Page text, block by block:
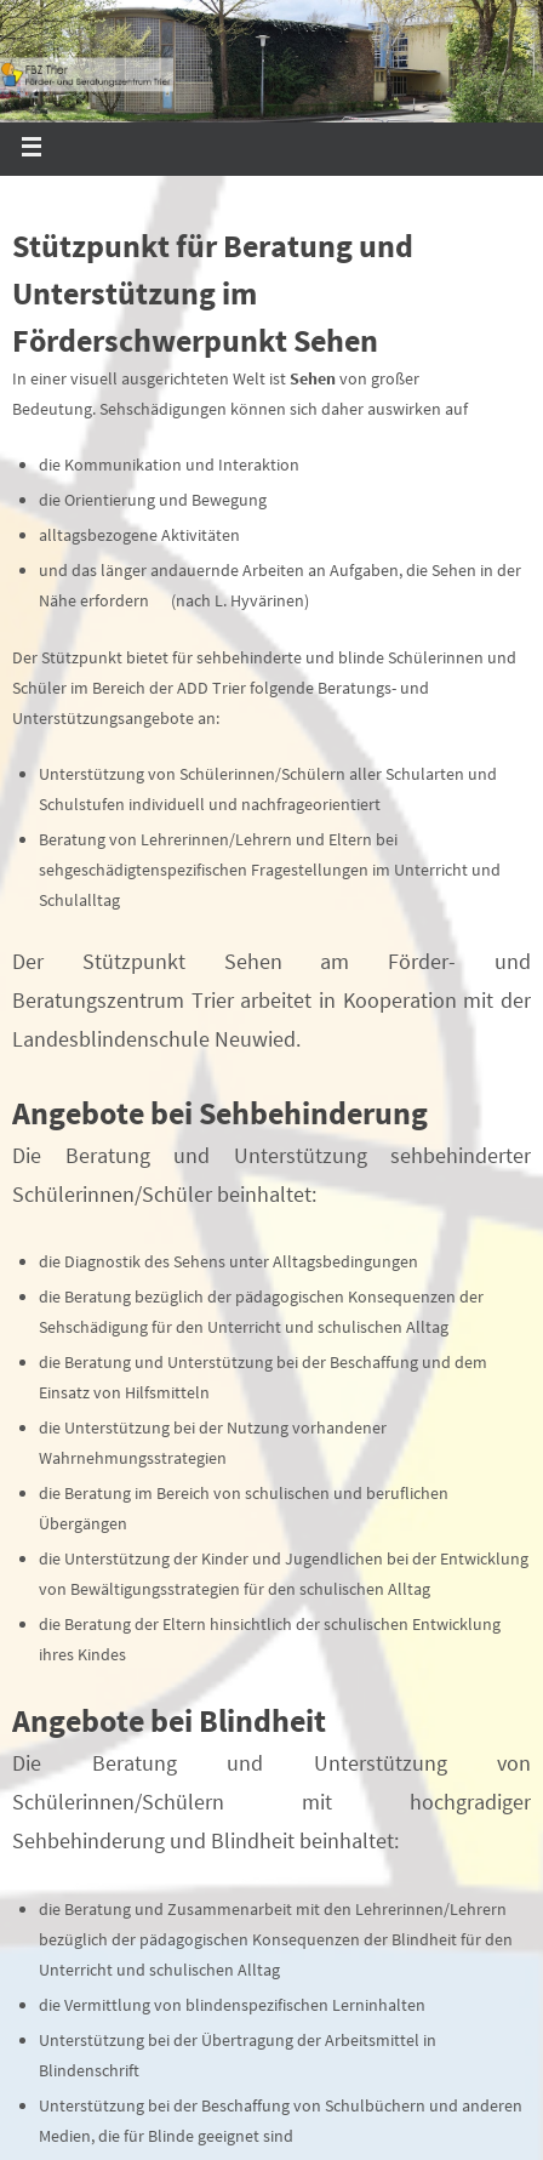
Stützpunkt für Beratung und
Unterstützung im
Förderschwerpunkt Sehen
In einer visuell ausgerichteten Welt istSehenvon großer
Bedeutung. Sehschädigungen können sich daher auswirken auf
die Kommunikation und Interaktion
die Orientierung und Bewegung
alltagsbezogene Aktivitäten
und das länger andauernde Arbeiten an Aufgaben, die Sehen in der
Nähe erfordern (nach L. Hyvärinen)
Der Stützpunkt bietet für sehbehinderte und blinde Schülerinnen und
Schüler im Bereich der ADD Trier folgende Beratungs- und
Unterstützungsangebote an:
Unterstützung von Schülerinnen/Schülern aller Schularten und
Schulstufen individuell und nachfrageorientiert
Beratung von Lehrerinnen/Lehrern und Eltern bei
sehgeschädigtenspezifischen Fragestellungen im Unterricht und
Schulalltag
Der Stützpunkt Sehen am Förder- und
Beratungszentrum Trier arbeitet in Kooperation mit der
Landesblindenschule Neuwied.
Angebotebei Sehbehinderung
Die Beratung und Unterstützung sehbehinderter
Schülerinnen/Schüler beinhaltet:
die Diagnostik des Sehens unter Alltagsbedingungen
die Beratung bezüglich der pädagogischen Konsequenzen der
Sehschädigung für den Unterricht und schulischen Alltag
die Beratung und Unterstützung bei der Beschaffung und dem
Einsatz von Hilfsmitteln
die Unterstützung bei der Nutzung vorhandener
Wahrnehmungsstrategien
die Beratung im Bereich von schulischen und beruflichen
Übergängen
die Unterstützung der Kinder und Jugendlichen bei der Entwicklung
von Bewältigungsstrategien für den schulischen Alltag
die Beratung der Eltern hinsichtlich der schulischen Entwicklung
ihres Kindes
Angebote bei Blindheit
Die Beratung und Unterstützung von
Schülerinnen/Schülern mit hochgradiger
Sehbehinderung und Blindheit beinhaltet:
die Beratung und Zusammenarbeit mit den Lehrerinnen/Lehrern
bezüglich der pädagogischen Konsequenzen der Blindheit für den
Unterricht und schulischen Alltag
die Vermittlung von blindenspezifischen Lerninhalten
Unterstützung bei der Übertragung der Arbeitsmittel in
Blindenschrift
Unterstützung bei der Beschaffung von Schulbüchern und anderen
Medien, die für Blinde geeignet sind